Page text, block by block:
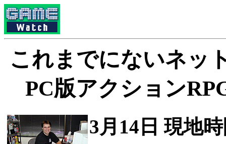
これまでにないネッ
PC版アクション
3月14日 現地